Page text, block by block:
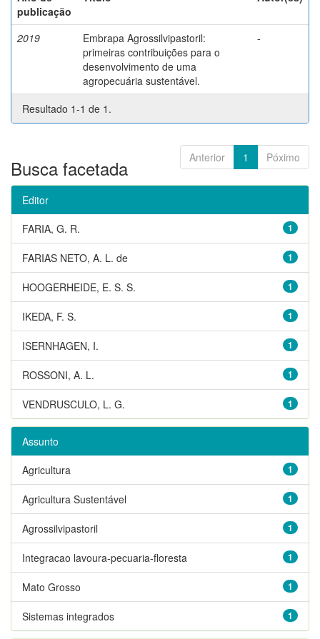
publicação
2019
Embrapa Agrossilvipastoril:
primeiras contribuições para o
desenvolvimento de uma
agropecuária sustentável.
-
Resultado 1-1 de 1.
Anterior 1 Póximo
Busca facetada
Editor
1
FARIA, G. R.
1
FARIAS NETO, A. L. de
1
HOOGERHEIDE, E. S. S.
1
IKEDA, F. S.
1
ISERNHAGEN, I.
1
ROSSONI, A. L.
1
VENDRUSCULO, L. G.
Assunto
1
Agricultura
1
Agricultura Sustentável
1
Agrossilvipastoril
1
Integracao lavoura-pecuaria-floresta
1
Mato Grosso
1
Sistemas integrados